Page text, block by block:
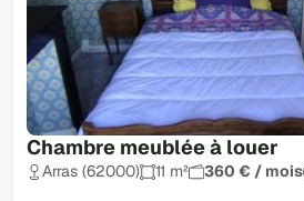
Chambre meublée à louer
Arras (62000) 11 m² 360 € / mois